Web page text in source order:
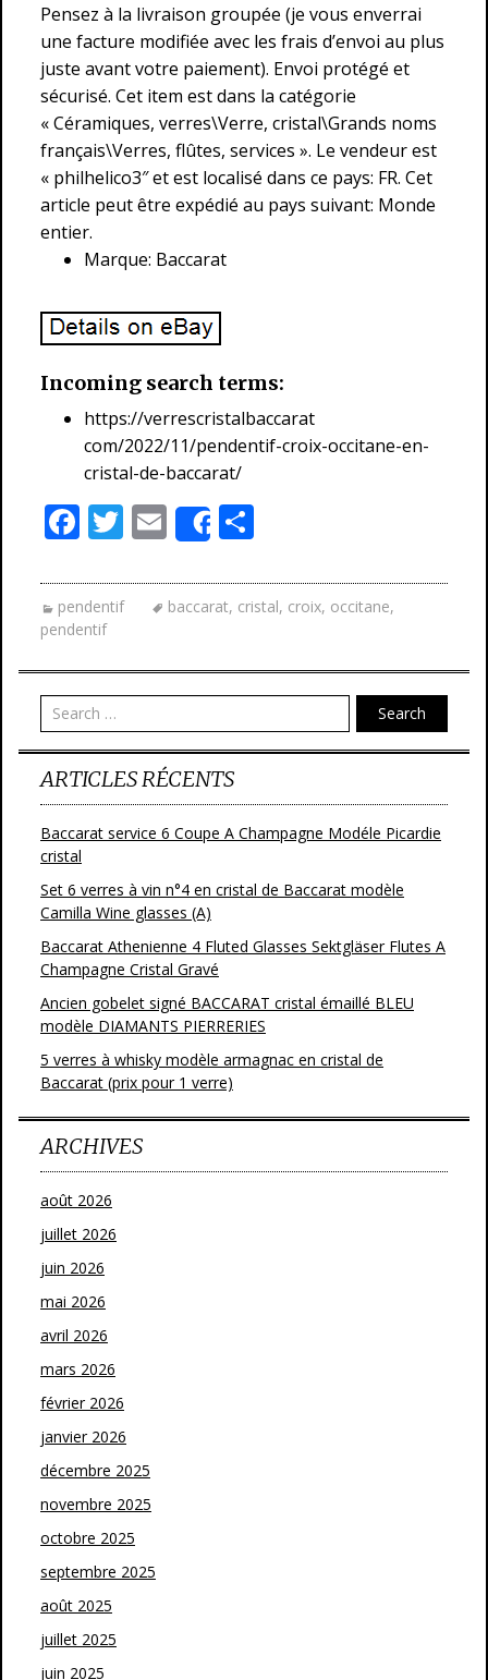
Pensez à la livraison groupée (je vous enverrai
une facture modifiée avec les frais d’envoi au plus
juste avant votre paiement). Envoi protégé et
sécurisé. Cet item est dans la catégorie
« Céramiques, verres\Verre, cristal\Grands noms
français\Verres, flûtes, services ». Le vendeur est
« philhelico3″ et est localisé dans ce pays: FR. Cet
article peut être expédié au pays suivant: Monde
entier.
Marque: Baccarat
Incoming search terms:
https://verrescristalbaccarat
com/2022/11/pendentif-croix-occitane-en-
cristal-de-baccarat/
F
ac
e
b
o
o
k
T
w
itt
er
E
m
ai
l
Share
ta
g
er
pendentif baccarat, cristal, croix, occitane,
pendentif
Search
ARTICLES RÉCENTS
Baccarat service 6 Coupe A Champagne Modéle Picardie
cristal
Set 6 verres à vin n°4 en cristal de Baccarat modèle
Camilla Wine glasses (A)
Baccarat Athenienne 4 Fluted Glasses Sektgläser Flutes A
Champagne Cristal Gravé
Ancien gobelet signé BACCARAT cristal émaillé BLEU
modèle DIAMANTS PIERRERIES
5 verres à whisky modèle armagnac en cristal de
Baccarat (prix pour 1 verre)
ARCHIVES
août 2026
juillet 2026
juin 2026
mai 2026
avril 2026
mars 2026
février 2026
janvier 2026
décembre 2025
novembre 2025
octobre 2025
septembre 2025
août 2025
juillet 2025
juin 2025